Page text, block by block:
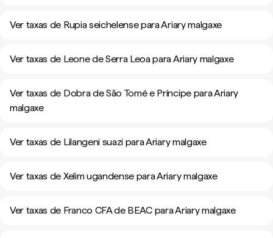
Ver taxas de Rupia seichelense para Ariary malgaxe
Ver taxas de Leone de Serra Leoa para Ariary malgaxe
Ver taxas de Dobra de São Tomé e Príncipe para Ariary
malgaxe
Ver taxas de Lilangeni suazi para Ariary malgaxe
Ver taxas de Xelim ugandense para Ariary malgaxe
Ver taxas de Franco CFA de BEAC para Ariary malgaxe